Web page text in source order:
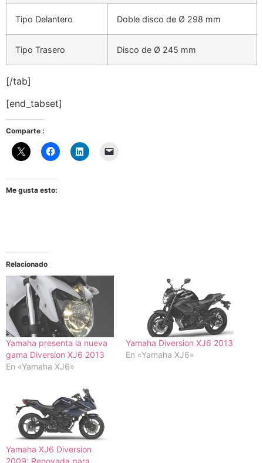
Tipo Delantero Doble disco de Ø 298 mm
Tipo Trasero Disco de Ø 245 mm
[/tab]
[end_tabset]
Comparte :
Me gusta esto:
Relacionado
Yamaha presenta la nueva
gama Diversion XJ6 2013
En «Yamaha XJ6»
Yamaha Diversion XJ6 2013
En «Yamaha XJ6»
Yamaha XJ6 Diversion
2009: Renovada para